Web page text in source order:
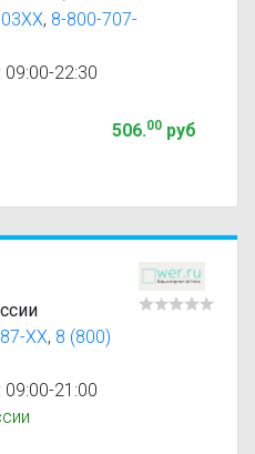
, 8-800-707-
09:00-22:30
506.00руб
XX, 8 (800)
09:00-21:00